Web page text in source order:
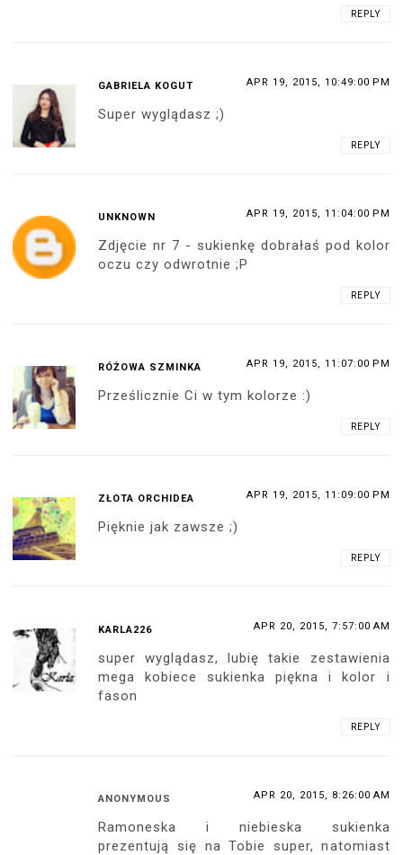
REPLY
GABRIELA KOGUT APR 19, 2015, 10:49:00 PM
Super wyglądasz ;)
REPLY
UNKNOWN APR 19, 2015, 11:04:00 PM
Zdjęcie nr 7 - sukienkę dobrałaś pod kolor
oczu czy odwrotnie ;P
REPLY
RÓŻOWA SZMINKA APR 19, 2015, 11:07:00 PM
Prześlicznie Ci w tym kolorze :)
REPLY
ZŁOTA ORCHIDEA APR 19, 2015, 11:09:00 PM
Pięknie jak zawsze ;)
REPLY
KARLA226 APR 20, 2015, 7:57:00 AM
super wyglądasz, lubię takie zestawienia
mega kobiece sukienka piękna i kolor i
fason
REPLY
ANONYMOUS APR 20, 2015, 8:26:00 AM
Ramoneska i niebieska sukienka
prezentują się na Tobie super, natomiast